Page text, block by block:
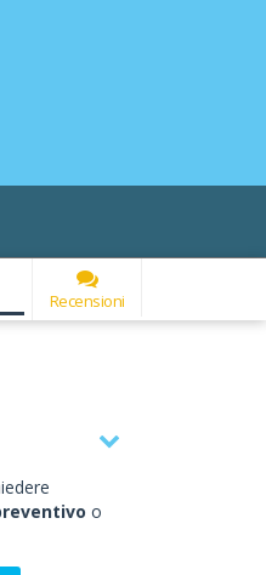
Recensioni
o